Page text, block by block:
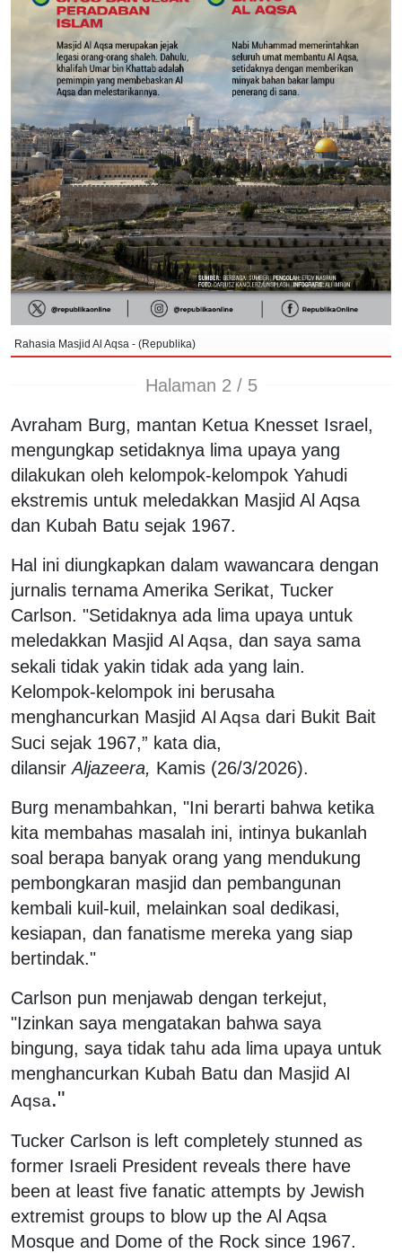
Rahasia Masjid Al Aqsa - (Republika)
Halaman 2 / 5
Avraham Burg, mantan Ketua Knesset Israel,
mengungkap setidaknya lima upaya yang
dilakukan oleh kelompok-kelompok Yahudi
ekstremis untuk meledakkan Masjid Al Aqsa
dan Kubah Batu sejak 1967.
Hal ini diungkapkan dalam wawancara dengan
jurnalis ternama Amerika Serikat, Tucker
Carlson. "Setidaknya ada lima upaya untuk
meledakkan Masjid Al Aqsa, dan saya sama
sekali tidak yakin tidak ada yang lain.
Kelompok-kelompok ini berusaha
menghancurkan Masjid Al Aqsa dari Bukit Bait
Suci sejak 1967,” kata dia,
dilansirAljazeera, Kamis (26/3/2026).
Burg menambahkan, "Ini berarti bahwa ketika
kita membahas masalah ini, intinya bukanlah
soal berapa banyak orang yang mendukung
pembongkaran masjid dan pembangunan
kembali kuil-kuil, melainkan soal dedikasi,
kesiapan, dan fanatisme mereka yang siap
bertindak."
Carlson pun menjawab dengan terkejut,
"Izinkan saya mengatakan bahwa saya
bingung, saya tidak tahu ada lima upaya untuk
menghancurkan Kubah Batu dan Masjid Al
Aqsa."
Tucker Carlson is left completely stunned as
former Israeli President reveals there have
been at least five fanatic attempts by Jewish
extremist groups to blow up the Al Aqsa
Mosque and Dome of the Rock since 1967.